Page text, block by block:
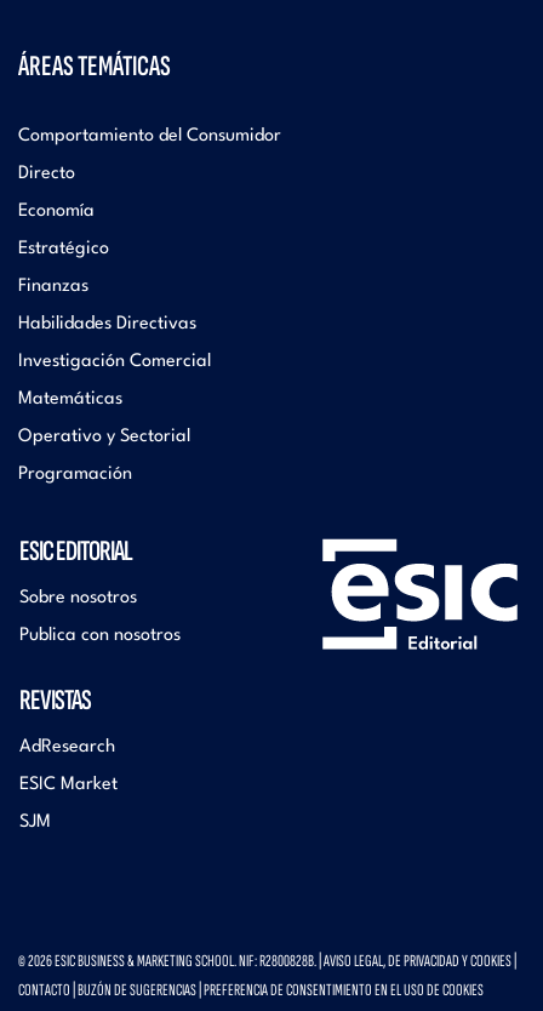
ÁREAS TEMÁTICAS
Comportamiento del Consumidor
Directo
Economía
Estratégico
Finanzas
Habilidades Directivas
Investigación Comercial
Matemáticas
Operativo y Sectorial
Programación
ESIC EDITORIAL
Sobre nosotros
Publica con nosotros
REVISTAS
AdResearch
ESIC Market
SJM
© 2026 ESIC BUSINESS & MARKETING SCHOOL. NIF: R2800828B. | AVISO LEGAL, DE PRIVACIDAD Y COOKIES
CONTACTO BUZÓN DE SUGERENCIAS PREFERENCIA DE CONSENTIMIENTO EN EL USO DE COOKIES